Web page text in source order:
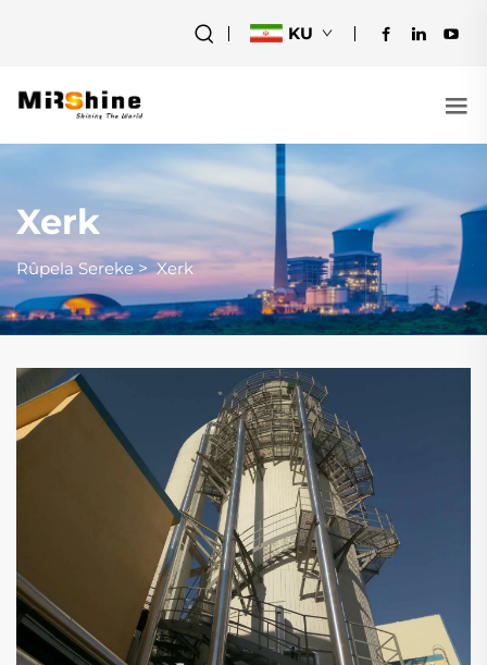
KU
Xerk
Rûpela Sereke >Xerk